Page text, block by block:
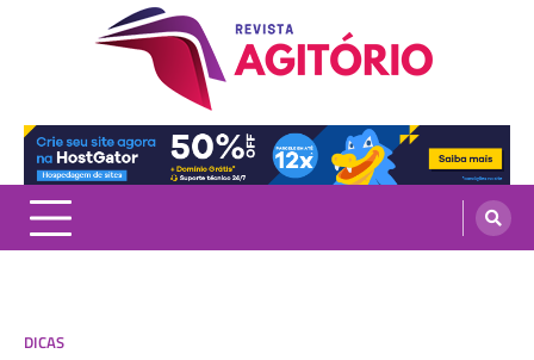
revistaagitorio.com.br
Portal de Artigos Incríveis
DICAS